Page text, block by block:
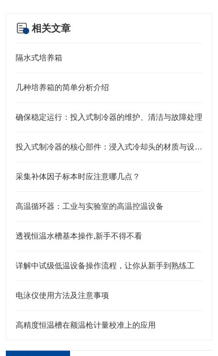
相关文章
隔水式培养箱
几种培养箱的简单分析介绍
确保稳定运行：投入式制冷器的维护、清洁与故障处理
投入式制冷器的核心部件：浸入式冷却头的材质与设计特点
采集补体因子标本时应注意哪几点？
高温循环器：工业与实验室的高温控温设备​
透视恒温水槽基本操作,新手不得不看
详解中试级低温设备操作流程，让你从新手到熟练工
电泳仪使用方法及注意事项
高精度恒温槽在额温枪计量校准上的应用